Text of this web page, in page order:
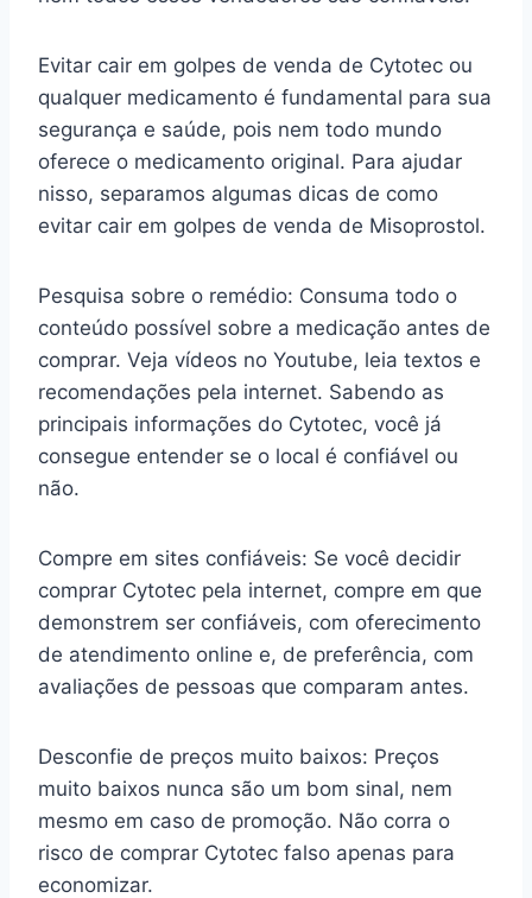
Evitar cair em golpes de venda de Cytotec ou
qualquer medicamento é fundamental para sua
segurança e saúde, pois nem todo mundo
oferece o medicamento original. Para ajudar
nisso, separamos algumas dicas de como
evitar cair em golpes de venda de Misoprostol.
Pesquisa sobre o remédio: Consuma todo o
conteúdo possível sobre a medicação antes de
comprar. Veja vídeos no Youtube, leia textos e
recomendações pela internet. Sabendo as
principais informações do Cytotec, você já
consegue entender se o local é confiável ou
não.
Compre em sites confiáveis: Se você decidir
comprar Cytotec pela internet, compre em que
demonstrem ser confiáveis, com oferecimento
de atendimento online e, de preferência, com
avaliações de pessoas que comparam antes.
Desconfie de preços muito baixos: Preços
muito baixos nunca são um bom sinal, nem
mesmo em caso de promoção. Não corra o
risco de comprar Cytotec falso apenas para
economizar.